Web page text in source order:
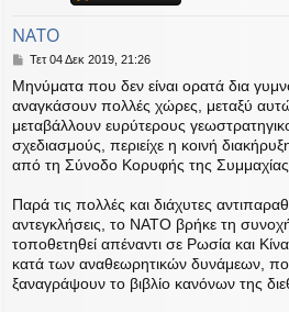
NATO
Δ
μ
ο
σ
ε
υ
η
Τετ 04 Δεκ 2019, 21:26
Μηνύματα που δεν είναι ορατά δια
αναγκάσουν πολλές χώρες, μεταξύ
μεταβάλλουν ευρύτερους
σχεδιασμούς, περιείχε η κοινή
από τη Σύνοδο Κορυφής της Συμμαχίας
Παρά τις πολλές και διάχυτες
αντεγκλήσεις, το NATO βρήκε τη
τοποθετηθεί απέναντι σε Ρωσία και
κατά των αναθεωρητικών δυνάμεων,
ξαναγράψουν το βιβλίο κανόνων της